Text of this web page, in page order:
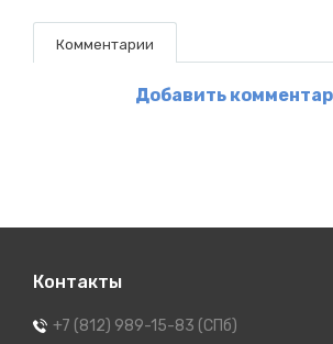
Комментарии
Добавить
Контакты
+7 (812) 989-15-83 (СПб)